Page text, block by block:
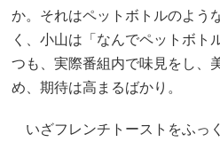
か。それはペットボトルのよう
く、小山は「なんでペットボト
つも、実際番組内で味見をし、
め、期待は高まるばかり。
いざフレンチトーストをふっ